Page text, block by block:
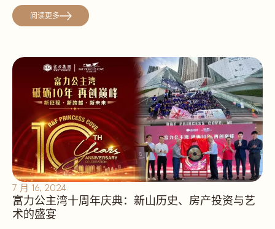
阅读更多
7 月 16, 2024
富力公主湾十周年庆典：新山历史、房产投资与艺
术的盛宴